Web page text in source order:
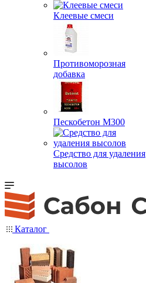
Клеевые смеси
Противоморозная
добавка
Пескобетон М300
Средство для удаления
высолов
Каталог